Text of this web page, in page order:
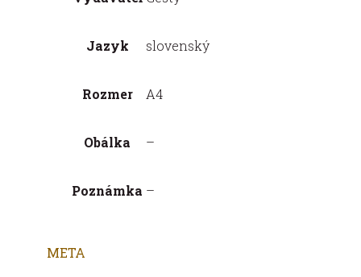
Jazyk slovenský
Rozmer A4
Obálka –
Poznámka –
META